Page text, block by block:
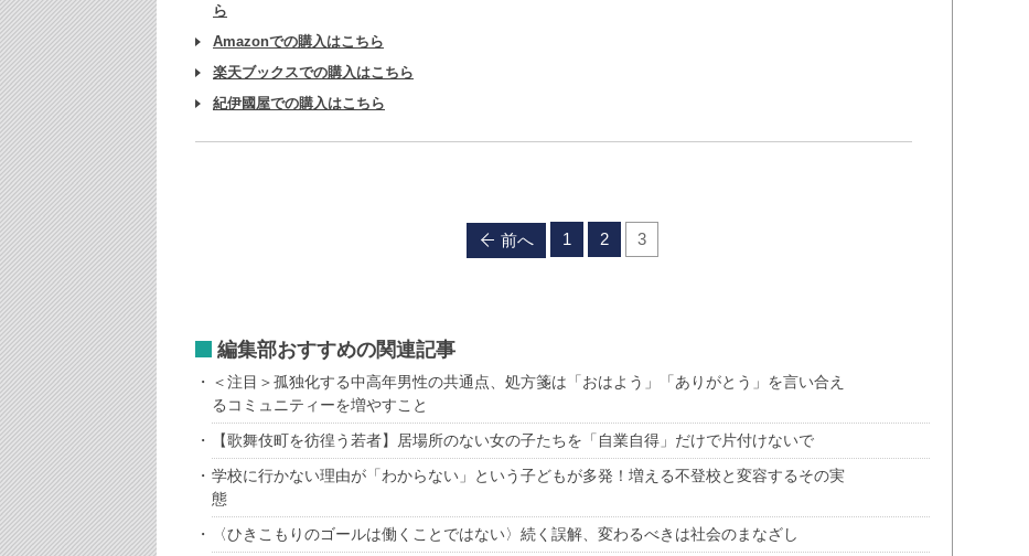
ら
Amazonでの購入はこちら
楽天ブックスでの購入はこちら
紀伊國屋での購入はこちら
前へ 1 2 3
編集部おすすめの関連記事
＜注目＞孤独化する中高年男性の共通点、処方箋は「おはよう」「ありがとう」を言い合え
るコミュニティーを増やすこと
【歌舞伎町を彷徨う若者】居場所のない女の子たちを「自業自得」だけで片付けないで
学校に行かない理由が「わからない」という子どもが多発！増える不登校と変容するその実
態
〈ひきこもりのゴールは働くことではない〉続く誤解、変わるべきは社会のまなざし